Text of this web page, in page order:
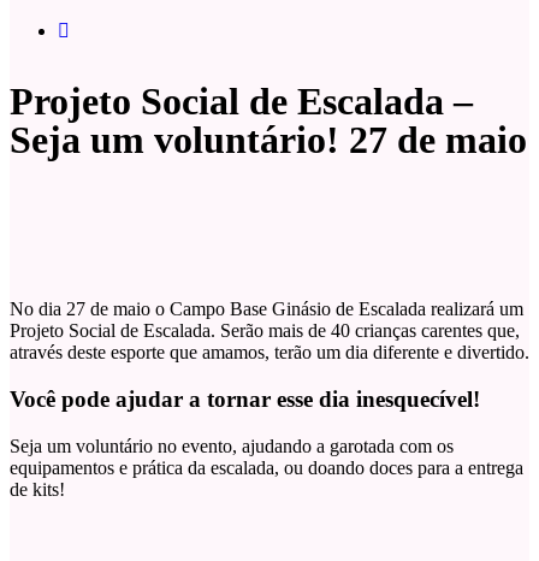
Projeto Social de Escalada –
Seja um voluntário! 27 de maio
No dia 27 de maio o Campo Base Ginásio de Escalada realizará um
Projeto Social de Escalada. Serão mais de 40 crianças carentes que,
através deste esporte que amamos, terão um dia diferente e divertido.
Você pode ajudar a tornar esse dia inesquecível!
Seja um voluntário no evento, ajudando a garotada com os
equipamentos e prática da escalada, ou doando doces para a entrega
de kits!